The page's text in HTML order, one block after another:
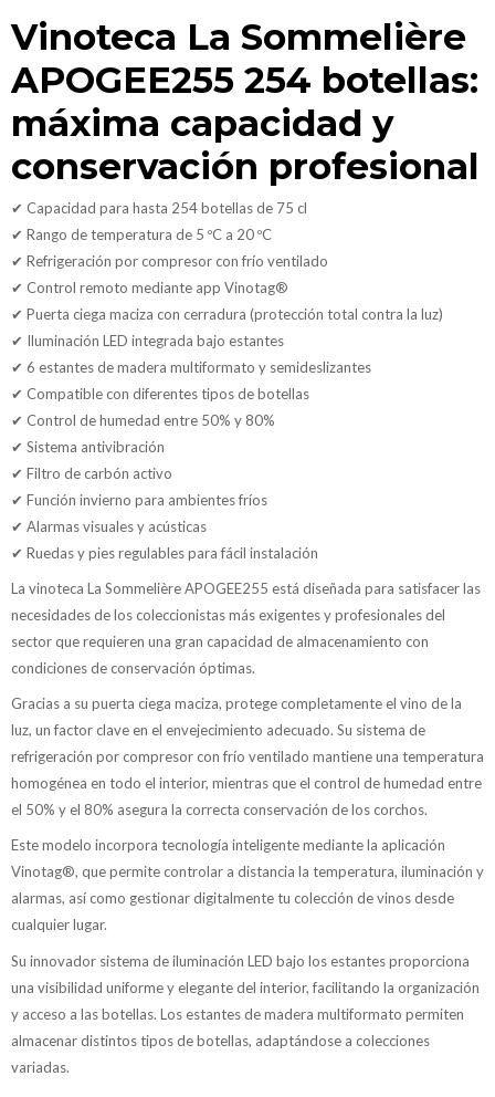
Vinoteca La Sommelière
APOGEE255 254 botellas:
máxima capacidad y
conservación profesional
✔ Capacidad para hasta 254 botellas de 75 cl
✔ Rango de temperatura de 5 ºC a 20 ºC
✔ Refrigeración por compresor con frío ventilado
✔ Control remoto mediante app Vinotag®
✔ Puerta ciega maciza con cerradura (protección total contra la luz)
✔ Iluminación LED integrada bajo estantes
✔ 6 estantes de madera multiformato y semideslizantes
✔ Compatible con diferentes tipos de botellas
✔ Control de humedad entre 50% y 80%
✔ Sistema antivibración
✔ Filtro de carbón activo
✔ Función invierno para ambientes fríos
✔ Alarmas visuales y acústicas
✔ Ruedas y pies regulables para fácil instalación
La vinoteca La Sommelière APOGEE255 está diseñada para satisfacer las
necesidades de los coleccionistas más exigentes y profesionales del
sector que requieren una gran capacidad de almacenamiento con
condiciones de conservación óptimas.
Gracias a su puerta ciega maciza, protege completamente el vino de la
luz, un factor clave en el envejecimiento adecuado. Su sistema de
refrigeración por compresor con frío ventilado mantiene una temperatura
homogénea en todo el interior, mientras que el control de humedad entre
el 50% y el 80% asegura la correcta conservación de los corchos.
Este modelo incorpora tecnología inteligente mediante la aplicación
Vinotag®, que permite controlar a distancia la temperatura, iluminación y
alarmas, así como gestionar digitalmente tu colección de vinos desde
cualquier lugar.
Su innovador sistema de iluminación LED bajo los estantes proporciona
una visibilidad uniforme y elegante del interior, facilitando la organización
y acceso a las botellas. Los estantes de madera multiformato permiten
almacenar distintos tipos de botellas, adaptándose a colecciones
variadas.